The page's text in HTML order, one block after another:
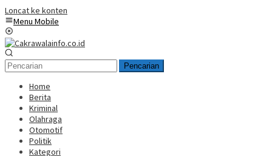
Loncat ke konten
Menu Mobile
Pencarian
Home
Berita
Kriminal
Olahraga
Otomotif
Politik
Kategori